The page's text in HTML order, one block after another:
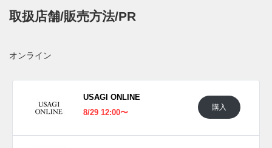
エシューズのような優雅な表情を創出。インソールには、フ
ている。
日本国内では2025年8月29日にオンラインにて先行予約開
始、9月10日にLILY BROWN取扱店にて発売予定。価格は
取扱店舗/販売方法/PR
オンライン
USAGI ONLINE
8/29 12:00〜
購入